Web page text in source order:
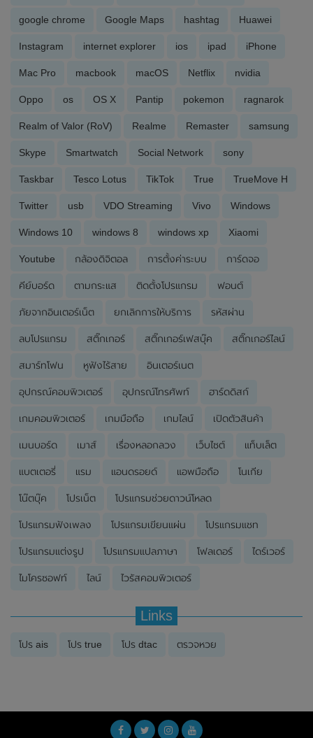
google chrome Google Maps hashtag Huawei
Instagram internet explorer ios ipad iPhone
Mac Pro macbook macOS Netflix nvidia
Oppo os OS X Pantip pokemon ragnarok
Realm of Valor (RoV) Realme Remaster samsung
Skype Smartwatch Social Network sony
Taskbar Tesco Lotus TikTok True TrueMove H
Twitter usb VDO Streaming Vivo Windows
Windows 10 windows 8 windows xp Xiaomi
Youtube กล้องดิจิตอล การตั้งค่าระบบ การ์ดจอ
คีย์บอร์ด ตามกระแส ติดตั้งโปรแกรม ฟอนต์
ภัยจากอินเตอร์เน็ต ยกเลิกการให้บริการ รหัสผ่าน
ลบโปรแกรม สติ๊กเกอร์ สติ๊กเกอร์เฟสบุ๊ค สติ๊กเกอร์ไลน์
สมาร์ทโฟน หูฟังไร้สาย อินเตอร์เนต
อุปกรณ์คอมพิวเตอร์ อุปกรณ์โทรศัพท์ ฮาร์ดดิสก์
เกมคอมพิวเตอร์ เกมมือถือ เกมไลน์ เปิดตัวสินค้า
เมนบอร์ด เมาส์ เรื่องหลอกลวง เว็บไซต์ แท็บเล็ต
แบตเตอรี่ แรม แอนดรอยด์ แอพมือถือ โนเกีย
โน๊ตบุ๊ค โปรเน็ต โปรแกรมช่วยดาวน์โหลด
โปรแกรมฟังเพลง โปรแกรมเขียนแผ่น โปรแกรมแชท
โปรแกรมแต่งรูป โปรแกรมแปลภาษา โฟลเดอร์ ไดร์เวอร์
ไมโครซอฟท์ ไลน์ ไวรัสคอมพิวเตอร์
Links
โปร ais โปร true โปร dtac ตรวจหวย